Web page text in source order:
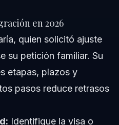
en 2026
quien solicitó ajuste
su petición familiar. Su
etapas, plazos y
pasos reduce retrasos
Identifique la visa o